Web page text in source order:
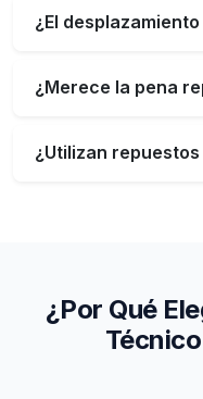
¿El
¿Merece la pena
¿Utilizan
¿Por Qué